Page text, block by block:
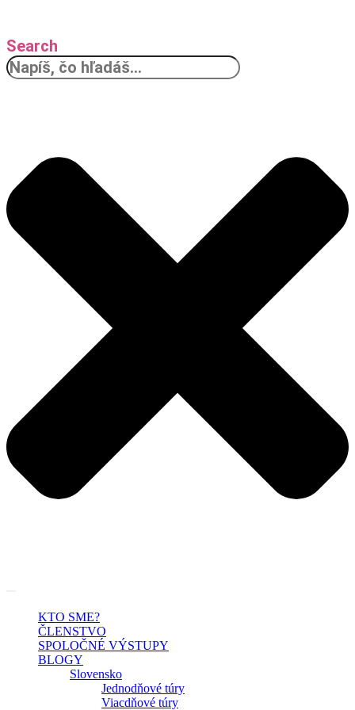
Search
KTO SME?
ČLENSTVO
SPOLOČNÉ VÝSTUPY
BLOGY
Slovensko
Jednodňové túry
Viacdňové túry